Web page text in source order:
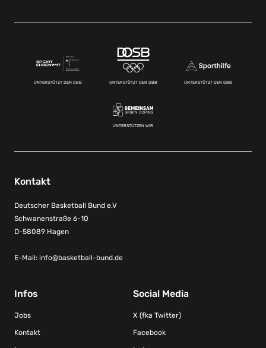
UNTERSTÜTZT DEN DBB UNTERSTÜTZT DEN DBB UNTERSTÜTZT DEN DBB
UNTERSTÜTZEN WIR
Kontakt
Deutscher Basketball Bund e.V
Schwanenstraße 6-10
D-58089 Hagen
E-Mail: info@basketball-bund.de
Infos
Jobs
Kontakt
Social Media
X (fka Twitter)
Facebook